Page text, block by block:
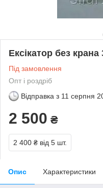
Ексікатор без
Під замовлення
Опт і роздріб
Відправка з 11 серпня
2 500 ₴
2 400 ₴ від 5 шт.
Опис Характеристики